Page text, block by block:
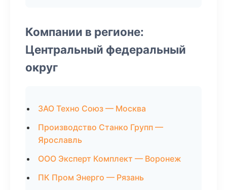
Компании в регионе:
Центральный федеральный
округ
ЗАО Техно Союз — Москва
Производство Станко Групп —
Ярославль
ООО Эксперт Комплект — Воронеж
ПК Пром Энерго — Рязань